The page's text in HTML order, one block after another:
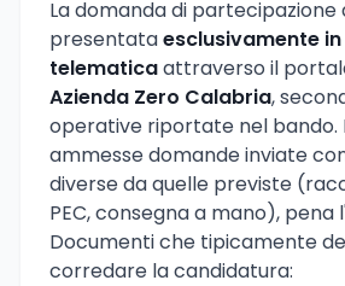
La domanda di partecipazione
presentataesclusivamente
telematicaattraverso il
Azienda Zero Calabria,
operative riportate nel bando.
ammesse domande inviate
diverse da quelle previste
PEC, consegna a mano), pena
Documenti che tipicamente
corredare la candidatura: